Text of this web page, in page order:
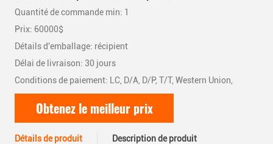
Quantité de commande min: 1
Prix: 60000$
Détails d'emballage: récipient
Délai de livraison: 30 jours
Conditions de paiement: LC, D/A, D/P, T/T, Western Union,
Obtenez le meilleur prix
Détails de produit Description de produit